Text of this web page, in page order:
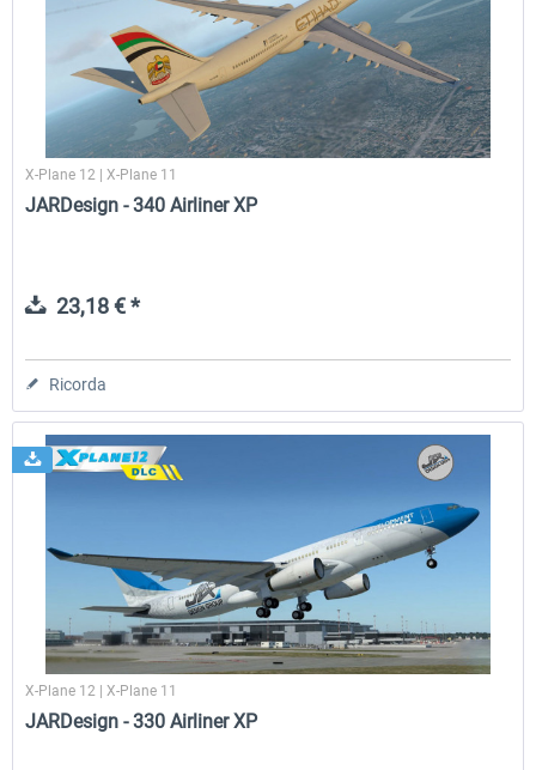
X-Plane 12 | X-Plane 11
JARDesign - 340 Airliner XP
23,18 € *
Ricorda
X-Plane 12 | X-Plane 11
JARDesign - 330 Airliner XP